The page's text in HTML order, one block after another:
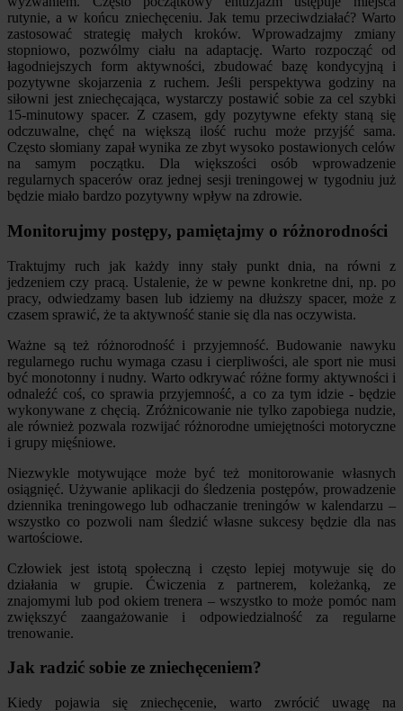
rutynie, a w końcu zniechęceniu. Jak temu przeciwdziałać? Warto
zastosować strategię małych kroków. Wprowadzajmy zmiany
stopniowo, pozwólmy ciału na adaptację. Warto rozpocząć od
łagodniejszych form aktywności, zbudować bazę kondycyjną i
pozytywne skojarzenia z ruchem. Jeśli perspektywa godziny na
siłowni jest zniechęcająca, wystarczy postawić sobie za cel szybki
15-minutowy spacer. Z czasem, gdy pozytywne efekty staną się
odczuwalne, chęć na większą ilość ruchu może przyjść sama.
Często słomiany zapał wynika ze zbyt wysoko postawionych celów
na samym początku. Dla większości osób wprowadzenie
regularnych spacerów oraz jednej sesji treningowej w tygodniu już
będzie miało bardzo pozytywny wpływ na zdrowie.
Monitorujmy postępy, pamiętajmy o różnorodności
Traktujmy ruch jak każdy inny stały punkt dnia, na równi z
jedzeniem czy pracą. Ustalenie, że w pewne konkretne dni, np. po
pracy, odwiedzamy basen lub idziemy na dłuższy spacer, może z
czasem sprawić, że ta aktywność stanie się dla nas oczywista.
Ważne są też różnorodność i przyjemność. Budowanie nawyku
regularnego ruchu wymaga czasu i cierpliwości, ale sport nie musi
być monotonny i nudny. Warto odkrywać różne formy aktywności i
odnaleźć coś, co sprawia przyjemność, a co za tym idzie - będzie
wykonywane z chęcią. Zróżnicowanie nie tylko zapobiega nudzie,
ale również pozwala rozwijać różnorodne umiejętności motoryczne
i grupy mięśniowe.
Niezwykle motywujące może być też monitorowanie własnych
osiągnięć. Używanie aplikacji do śledzenia postępów, prowadzenie
dziennika treningowego lub odhaczanie treningów w kalendarzu –
wszystko co pozwoli nam śledzić własne sukcesy będzie dla nas
wartościowe.
Człowiek jest istotą społeczną i często lepiej motywuje się do
działania w grupie. Ćwiczenia z partnerem, koleżanką, ze
znajomymi lub pod okiem trenera – wszystko to może pomóc nam
zwiększyć zaangażowanie i odpowiedzialność za regularne
trenowanie.
Jak radzić sobie ze zniechęceniem?
Kiedy pojawia się zniechęcenie, warto zwrócić uwagę na